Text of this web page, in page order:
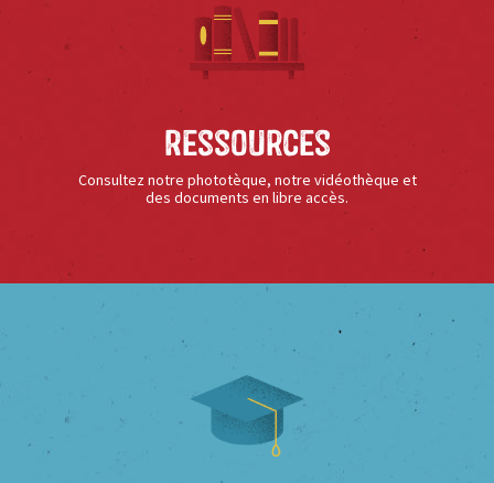
Ressources
Consultez notre phototèque, notre vidéothèque et
des documents en libre accès.